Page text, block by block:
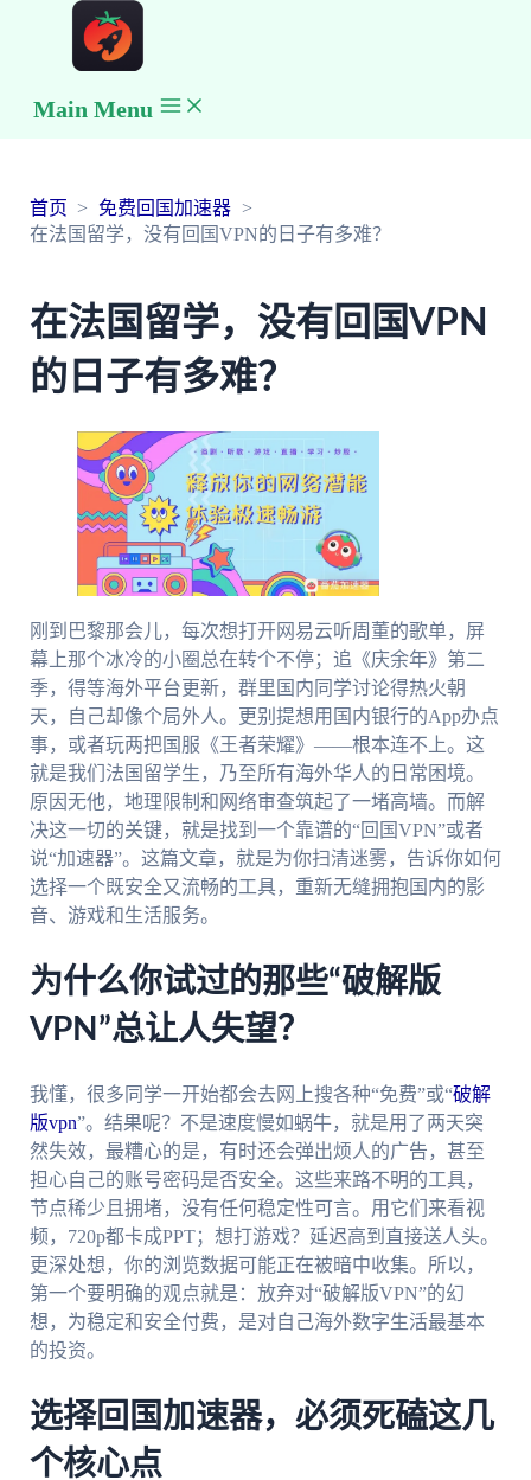
Main Menu
首页
免费回国加速器
在法国留学，没有回国VPN的日子有多难？
在法国留学，没有回国VPN
的日子有多难？
刚到巴黎那会儿，每次想打开网易云听周董的歌单，屏
幕上那个冰冷的小圈总在转个不停；追《庆余年》第二
季，得等海外平台更新，群里国内同学讨论得热火朝
天，自己却像个局外人。更别提想用国内银行的App办点
事，或者玩两把国服《王者荣耀》——根本连不上。这
就是我们法国留学生，乃至所有海外华人的日常困境。
原因无他，地理限制和网络审查筑起了一堵高墙。而解
决这一切的关键，就是找到一个靠谱的“回国VPN”或者
说“加速器”。这篇文章，就是为你扫清迷雾，告诉你如何
选择一个既安全又流畅的工具，重新无缝拥抱国内的影
音、游戏和生活服务。
为什么你试过的那些“破解版
VPN”总让人失望？
我懂，很多同学一开始都会去网上搜各种“免费”或“破解
版vpn”。结果呢？不是速度慢如蜗牛，就是用了两天突
然失效，最糟心的是，有时还会弹出烦人的广告，甚至
担心自己的账号密码是否安全。这些来路不明的工具，
节点稀少且拥堵，没有任何稳定性可言。用它们来看视
频，720p都卡成PPT；想打游戏？延迟高到直接送人头。
更深处想，你的浏览数据可能正在被暗中收集。所以，
第一个要明确的观点就是：放弃对“破解版VPN”的幻
想，为稳定和安全付费，是对自己海外数字生活最基本
的投资。
选择回国加速器，必须死磕这几
个核心点